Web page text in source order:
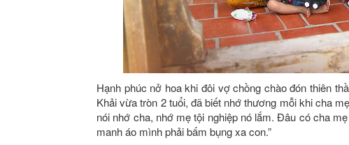
Hạnh phúc nở hoa khi đôi vợ chồng chào đón thiên
Khải vừa tròn 2 tuổi, đã biết nhớ thương mỗi khi cha
nói nhớ cha, nhớ mẹ tội nghiệp nó lắm. Đâu có cha
manh áo mình phải bấm bụng xa con.”